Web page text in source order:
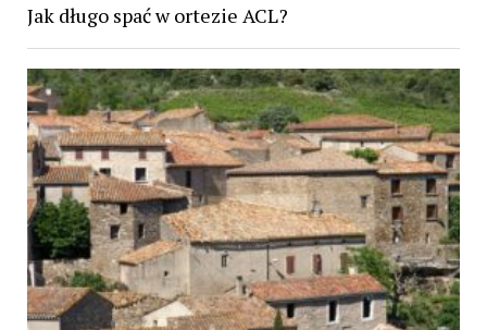
Jak długo spać w ortezie ACL?